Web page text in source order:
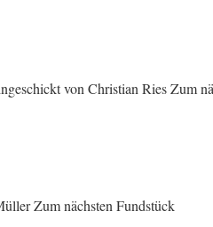
von Christian Ries Zum
Zum nächsten Fundstück